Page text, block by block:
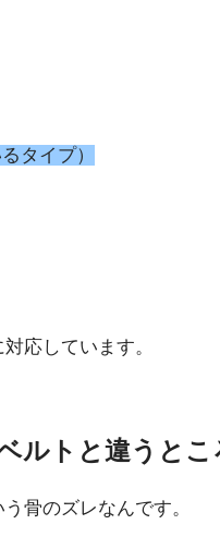
タイプ）
応しています。
ルトと違うとこ
骨のズレなんです。